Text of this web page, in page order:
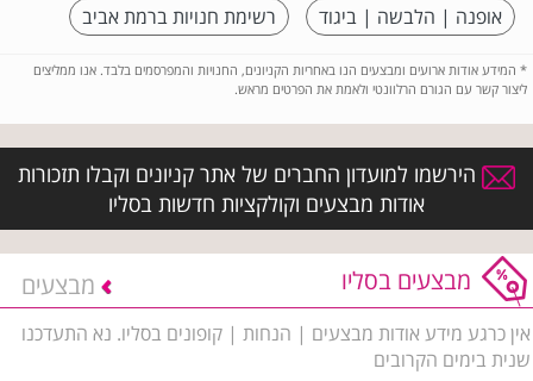
אופנה | הלבשה | ביגוד
רשימת חנויות ברמת אביב
* המידע אודות ארועים ומבצעים הנו באחריות הקניונים, החנויות והמפרסמים בלבד. אנו ממליצים
ליצור קשר עם הגורם הרלוונטי ולאמת את הפרטים מראש.
הירשמו למועדון החברים של אתר קניונים וקבלו תזכורות
אודות מבצעים וקולקציות חדשות בסליו
מבצעים בסליו מבצעים
אין כרגע מידע אודות מבצעים | הנחות | קופונים בסליו. נא התעדכנו
שנית בימים הקרובים